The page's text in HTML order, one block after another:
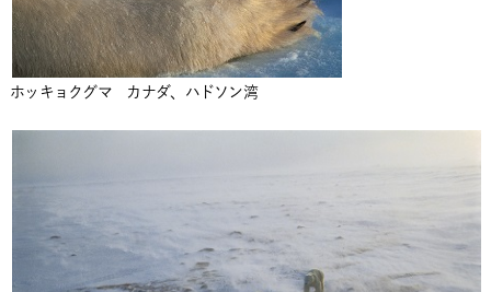
ホッキョクグマ カナダ、ハドソン湾